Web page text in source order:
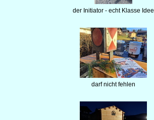
der Initiator - echt Klasse Idee
darf nicht fehlen